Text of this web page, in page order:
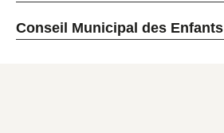
Conseil Municipal des Enfants